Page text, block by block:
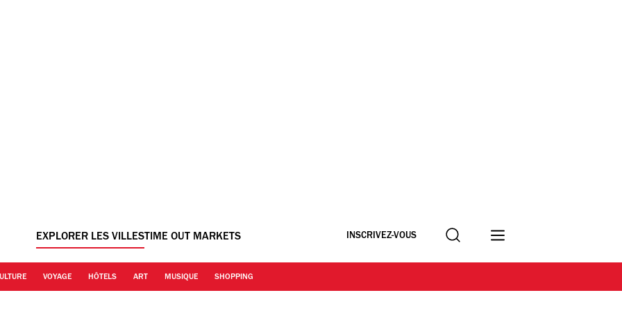
EXPLORER LES VILLESTIME OUT MARKETS INSCRIVEZ-VOUS Recherche
VOYAGE HÔTELS ART MUSIQUE SHOPPING